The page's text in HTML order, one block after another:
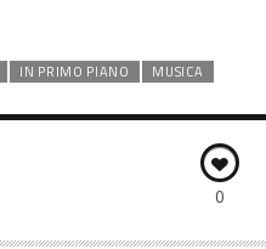
IN PRIMO PIANO MUSICA
0